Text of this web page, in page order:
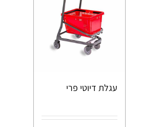
עגלת דיוטי פרי